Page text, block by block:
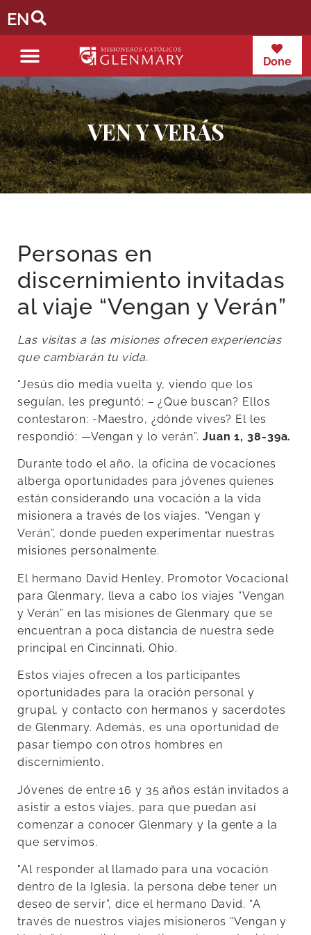
EN
Done
VEN Y VERÁS
Personas en
discernimiento invitadas
al viaje “Vengan y Verán”
Las visitas a las misiones ofrecen experiencias
que cambiarán tu vida.
“Jesús dio media vuelta y, viendo que los
seguían, les preguntó: – ¿Que buscan? Ellos
contestaron: -Maestro, ¿dónde vives? El les
respondió: —Vengan y lo verán”. Juan 1, 38-39a.
Durante todo el año, la oficina de vocaciones
alberga oportunidades para jóvenes quienes
están considerando una vocación a la vida
misionera a través de los viajes, “Vengan y
Verán”, donde pueden experimentar nuestras
misiones personalmente.
El hermano David Henley, Promotor Vocacional
para Glenmary, lleva a cabo los viajes “Vengan
y Verán” en las misiones de Glenmary que se
encuentran a poca distancia de nuestra sede
principal en Cincinnati, Ohio.
Estos viajes ofrecen a los participantes
oportunidades para la oración personal y
grupal, y contacto con hermanos y sacerdotes
de Glenmary. Además, es una oportunidad de
pasar tiempo con otros hombres en
discernimiento.
Jóvenes de entre 16 y 35 años están invitados a
asistir a estos viajes, para que puedan así
comenzar a conocer Glenmary y la gente a la
que servimos.
“Al responder al llamado para una vocación
dentro de la Iglesia, la persona debe tener un
deseo de servir”, dice el hermano David. “A
través de nuestros viajes misioneros “Vengan y